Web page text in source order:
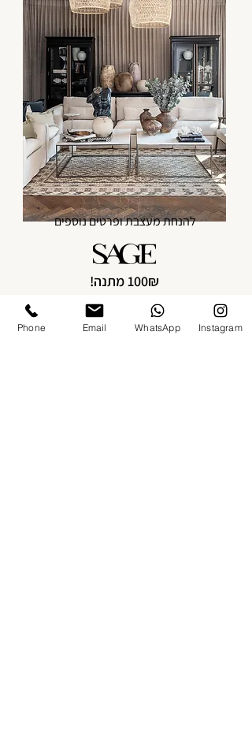
להנחת מעצבת ופרטים נוספים
100₪ מתנה!
ברכישה מעל 1500 שקלים, כולל כפל מבצעים
Phone Email WhatsApp Instagram